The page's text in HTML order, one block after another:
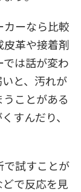
ーなら比較
革や接着剤
は話が変わ
と、汚れが
ことがある
すんだり、
で試すことが
で反応を見